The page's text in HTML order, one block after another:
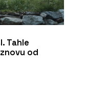
Tahle
od